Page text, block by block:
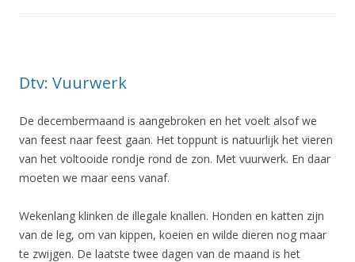
Dtv: Vuurwerk
De decembermaand is aangebroken en het voelt alsof we
van feest naar feest gaan. Het toppunt is natuurlijk het vieren
van het voltooide rondje rond de zon. Met vuurwerk. En daar
moeten we maar eens vanaf.
Wekenlang klinken de illegale knallen. Honden en katten zijn
van de leg, om van kippen, koeien en wilde dieren nog maar
te zwijgen. De laatste twee dagen van de maand is het